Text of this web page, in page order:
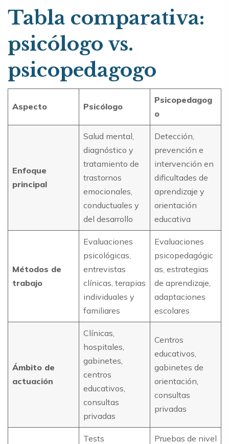
Tabla comparativa:
psicólogo vs.
psicopedagogo
Aspecto Psicólogo
Psicopedagog
o
Enfoque
principal
Salud mental,
diagnóstico y
tratamiento de
trastornos
emocionales,
conductuales y
del desarrollo
Detección,
prevención e
intervención en
dificultades de
aprendizaje y
orientación
educativa
Métodos de
trabajo
Evaluaciones
psicológicas,
entrevistas
clínicas, terapias
individuales y
familiares
Evaluaciones
psicopedagógic
as, estrategias
de aprendizaje,
adaptaciones
escolares
Ámbito de
actuación
Clínicas,
hospitales,
gabinetes,
centros
educativos,
consultas
privadas
Centros
educativos,
gabinetes de
orientación,
consultas
privadas
Tests
Pruebas de nivel